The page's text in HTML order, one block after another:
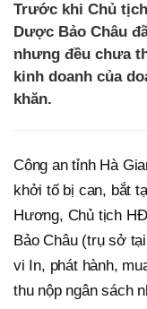
Trước khi Chủ
Dược Bảo Châu
nhưng đều chưa
kinh doanh của
khăn.
Công an tỉnh Hà
khởi tố bị can, bắt
Hương, Chủ tịch
Bảo Châu (trụ sở
vi In, phát hành,
thu nộp ngân sách